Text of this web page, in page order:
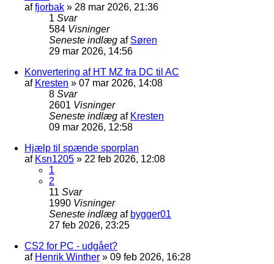
affjorbak » 28 mar 2026, 21:36
1 Svar
584 Visninger
Seneste indlæg af Søren
29 mar 2026, 14:56
Konvertering af HT MZ fra DC til AC
af Kresten » 07 mar 2026, 14:08
8 Svar
2601 Visninger
Seneste indlæg af Kresten
09 mar 2026, 12:58
Hjælp til spænde sporplan
af Ksn1205 » 22 feb 2026, 12:08
1
2
11 Svar
1990 Visninger
Seneste indlæg af bygger01
27 feb 2026, 23:25
CS2 for PC - udgået?
af Henrik Winther » 09 feb 2026, 16:28